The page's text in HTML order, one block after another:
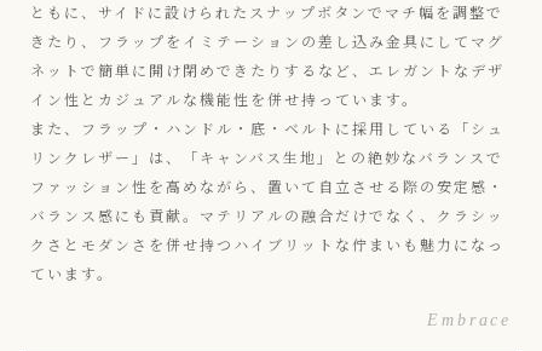
Embrace
ともに、サイドに設けられたスナップボタンでマチ幅を調整で
きたり、フラップをイミテーションの差し込み金具にしてマグ
ネットで簡単に開け閉めできたりするなど、エレガントなデザ
イン性とカジュアルな機能性を併せ持っています。
また、フラップ・ハンドル・底・ベルトに採用している「シュ
リンクレザー」は、「キャンバス生地」との絶妙なバランスで
ファッション性を高めながら、置いて自立させる際の安定感・
バランス感にも貢献。マテリアルの融合だけでなく、クラシッ
クさとモダンさを併せ持つハイブリットな佇まいも魅力になっ
ています。